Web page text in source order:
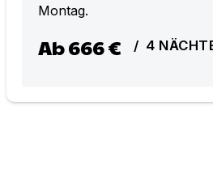
Montag.
Ab666 € / 4